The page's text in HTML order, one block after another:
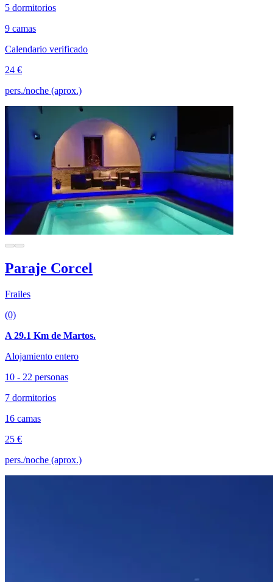
5 dormitorios
9 camas
Calendario verificado
24 €
pers./noche (aprox.)
Paraje Corcel
Frailes
(0)
A 29.1 Km de Martos.
Alojamiento entero
10 - 22 personas
7 dormitorios
16 camas
25 €
pers./noche (aprox.)